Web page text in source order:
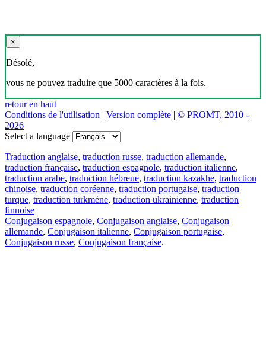
×
Désolé,
vous ne pouvez traduire que 5000 caractères à la fois.
retour en haut
Conditions de l'utilisation | Version complète | © PROMT, 2010 -
2026
Select a language
Traduction anglaise, traduction russe, traduction allemande,
traduction française, traduction espagnole, traduction italienne,
traduction arabe, traduction hébreue, traduction kazakhe, traduction
chinoise, traduction coréenne, traduction portugaise, traduction
turque, traduction turkmène, traduction ukrainienne, traduction
finnoise
Conjugaison espagnole, Conjugaison anglaise, Conjugaison
allemande, Conjugaison italienne, Conjugaison portugaise,
Conjugaison russe, Conjugaison française.